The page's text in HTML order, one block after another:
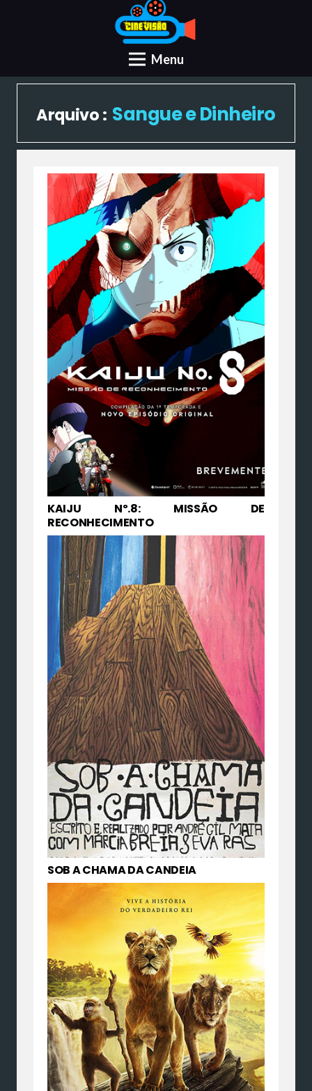
Menu
Arquivo : Sangue e Dinheiro
KAIJU Nº.8: MISSÃO DE
RECONHECIMENTO
SOB A CHAMA DA CANDEIA